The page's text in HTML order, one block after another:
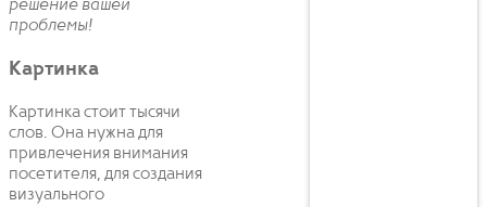
решение вашей
проблемы!
Картинка
Картинка стоит тысячи
слов. Она нужна для
привлечения внимания
посетителя, для создания
визуального